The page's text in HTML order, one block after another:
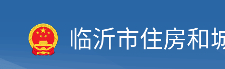
临沂市住房和